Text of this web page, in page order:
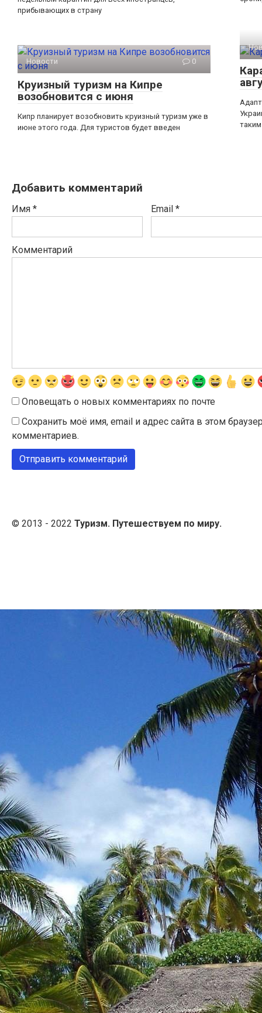
прибывающих в страну
Новости 0
Круизный туризм на Кипре
возобновится с июня
Кипр планирует возобновить круизный туризм уже в
июне этого года. Для туристов будет введен
Добавить комментарий
Имя * Email *
Комментарий
Оповещать о новых комментариях по почте
Сохранить моё имя, email и адрес сайта в этом
комментариев.
© 2013 - 2022 Туризм. Путешествуем по миру.